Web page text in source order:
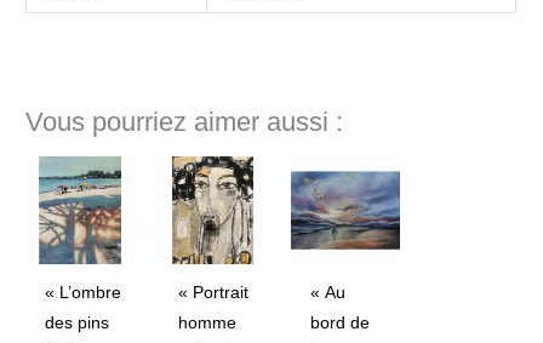
Vous pourriez aimer aussi :
« L’ombre
des pins
« Portrait
homme
« Au
bord de